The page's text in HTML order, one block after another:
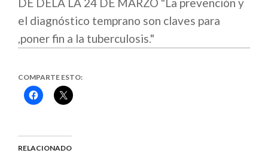
COMPARTE ESTO:
Haz
clic
abre
Haz
clic
abre
RELACIONADO